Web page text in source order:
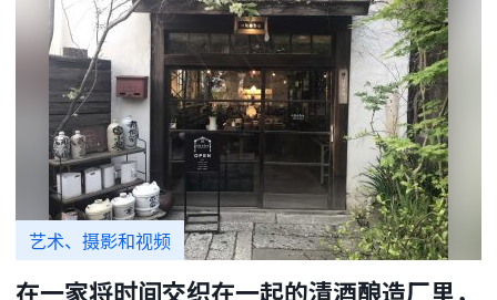
艺术、摄影和视频
在一家将时间交织在一起的清酒酿造厂里，